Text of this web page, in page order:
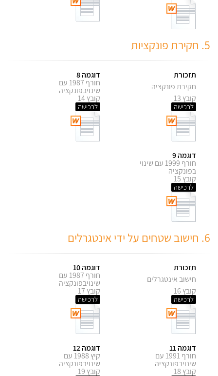
5. חקירת פונקציות
תזכורת
חקירת פונקציה
קובץ 13
לרכישה
דוגמה 8
חורף 1987 עם
שינויבפונקציה
קובץ 14
לרכישה
דוגמה 9
חורף 1999 עם שינוי
בפונקציה
קובץ 15
לרכישה
6. חישוב שטחים על ידי אינטגרלים
תזכורת
חישוב אינטגרלים
קובץ 16
לרכישה
דוגמה 10
חורף 1987 עם
שינויבפונקציה
קובץ 17
לרכישה
דוגמה 11
חורף 1991 עם
שינויבפונקציה
קובץ 18
דוגמה 12
קיץ 1988 עם
שינויבפונקציה
קובץ 19